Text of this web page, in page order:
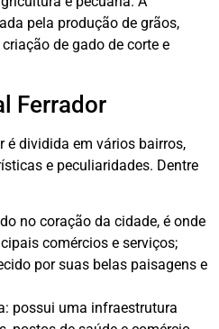
pela produção de grãos,
de gado de corte e
Ferrador
é dividida em vários bairros,
e peculiaridades. Dentre
no coração da cidade, é onde
comércios e serviços;
por suas belas paisagens e
possui uma infraestrutura